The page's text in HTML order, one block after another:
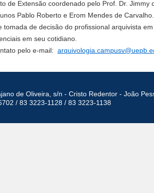
de Extensão coordenado pelo Prof. Dr. Jimmy
Pablo Roberto e Erom Mendes de
tomada de decisão do profissional arquivista
em seu cotidiano.
pelo e-mail: arquivologia.campusv@uepb.
de Oliveira, s/n - Cristo Redentor - João
/ 83 3223-1128 / 83 3223-1138